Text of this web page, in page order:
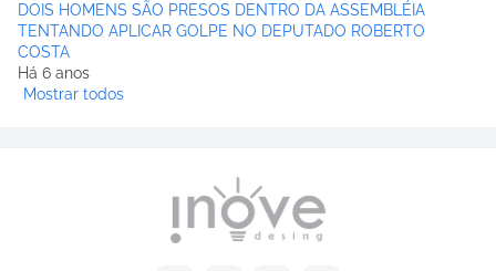
DOIS HOMENS SÃO PRESOS DENTRO DA ASSEMBLÉIA
TENTANDO APLICAR GOLPE NO DEPUTADO ROBERTO
COSTA
Há 6 anos
Mostrar todos